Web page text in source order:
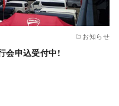
お知らせ
会申込受付中!